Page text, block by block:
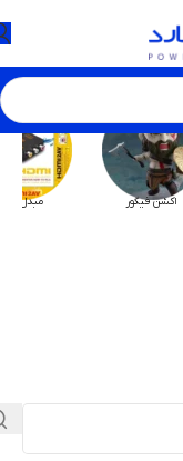
اکشن فیگور مبدل HX